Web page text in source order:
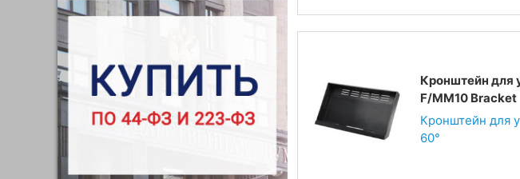
Кронштейн для
F/MM10 Bracket
Кронштейн для
60°